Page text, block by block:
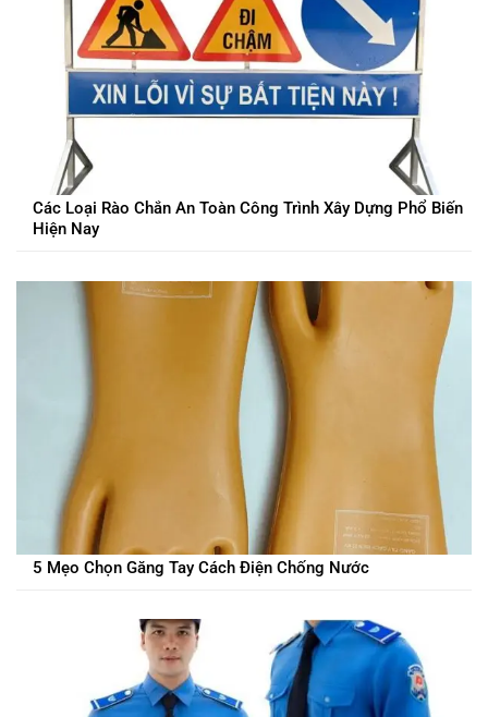
Các Loại Rào Chắn An Toàn Công Trình Xây Dựng Phổ Biến
Hiện Nay
5 Mẹo Chọn Găng Tay Cách Điện Chống Nước